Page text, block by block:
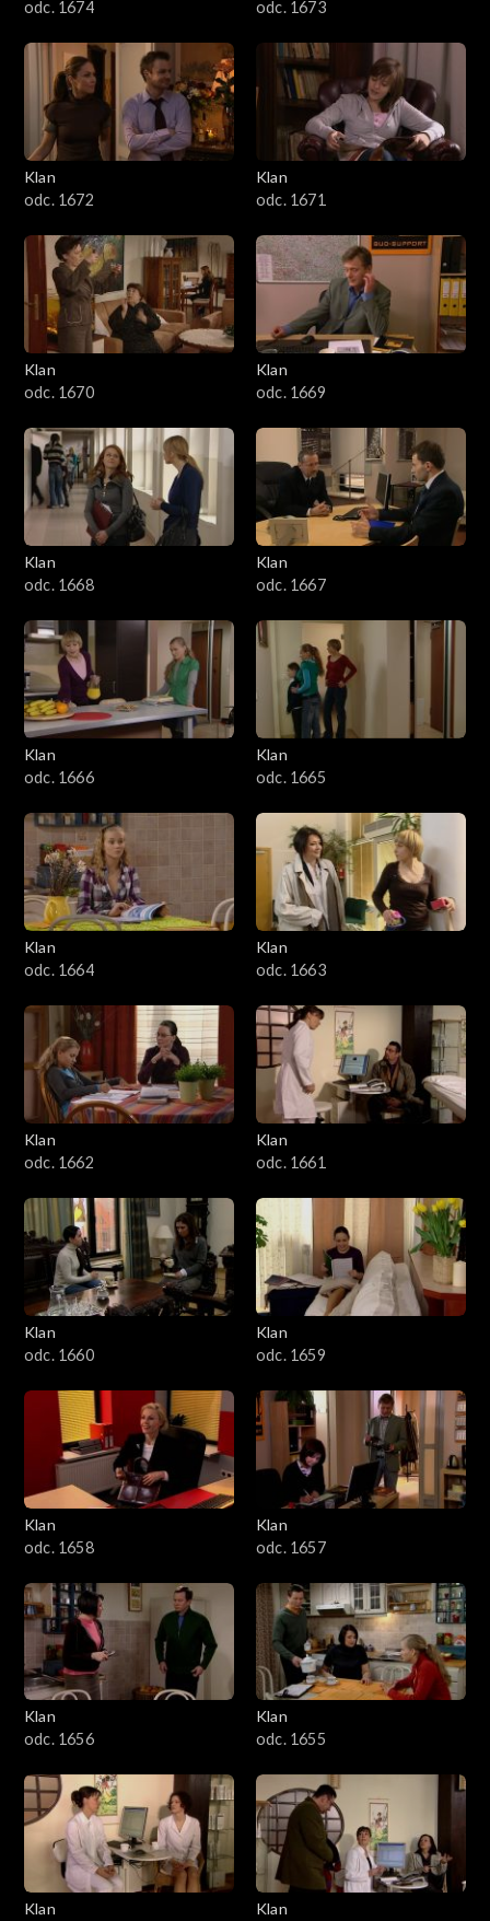
odc. 1674 odc. 1673
Klan
odc. 1672
Klan
odc. 1671
Klan
odc. 1670
Klan
odc. 1669
Klan
odc. 1668
Klan
odc. 1667
Klan
odc. 1666
Klan
odc. 1665
Klan
odc. 1664
Klan
odc. 1663
Klan
odc. 1662
Klan
odc. 1661
Klan
odc. 1660
Klan
odc. 1659
Klan
odc. 1658
Klan
odc. 1657
Klan
odc. 1656
Klan
odc. 1655
Klan
Klan